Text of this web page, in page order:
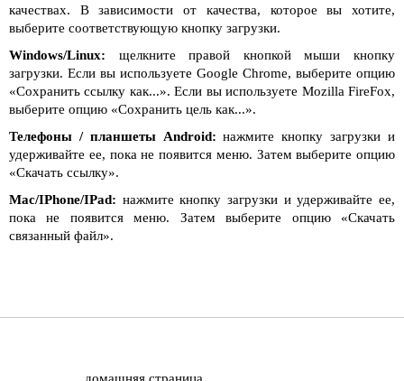
качествах. В зависимости от качества, которое вы хотите,
выберите соответствующую кнопку загрузки.
Windows/Linux: щелкните правой кнопкой мыши кнопку
загрузки. Если вы используете Google Chrome, выберите опцию
«Сохранить ссылку как...». Если вы используете Mozilla FireFox,
выберите опцию «Сохранить цель как...».
Телефоны / планшеты Android: нажмите кнопку загрузки и
удерживайте ее, пока не появится меню. Затем выберите опцию
«Скачать ссылку».
Mac/IPhone/IPad: нажмите кнопку загрузки и удерживайте ее,
пока не появится меню. Затем выберите опцию «Скачать
связанный файл».